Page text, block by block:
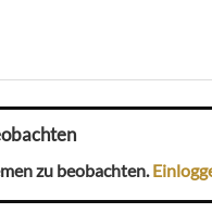
zu beobachten.